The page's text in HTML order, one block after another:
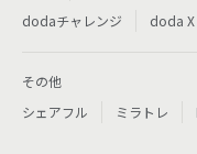
dodaチャレンジ
doda X
その他
シェアフル
ミラトレ